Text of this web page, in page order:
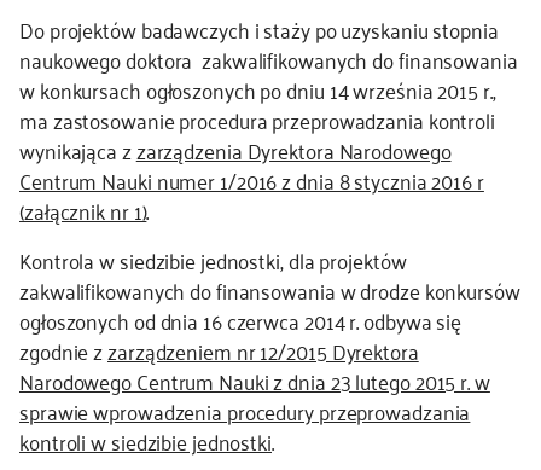
Do projektów badawczych i staży po uzyskaniu stopnia
naukowego doktora zakwalifikowanych do finansowania
w konkursach ogłoszonych po dniu 14 września 2015 r.,
ma zastosowanie procedura przeprowadzania kontroli
wynikająca zzarządzenia Dyrektora Narodowego
Centrum Nauki numer 1/2016 z dnia 8 stycznia 2016 r
(załącznik nr 1).
Kontrola w siedzibie jednostki, dla projektów
zakwalifikowanych do finansowania w drodze konkursów
ogłoszonych od dnia 16 czerwca 2014 r. odbywa się
zgodnie zzarządzeniem nr 12/2015 Dyrektora
Narodowego Centrum Nauki z dnia 23 lutego 2015 r. w
sprawie wprowadzenia procedury przeprowadzania
kontroli w siedzibie jednostki.